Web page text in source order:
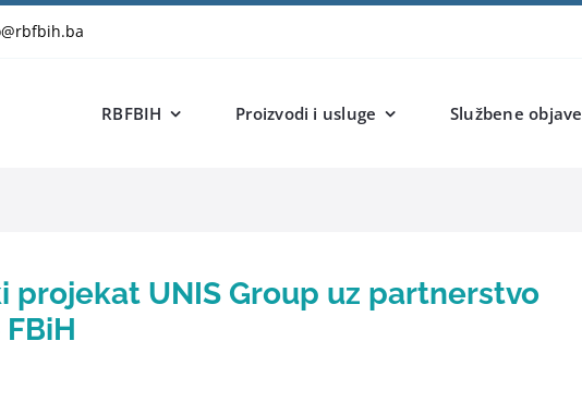
RBFBIH Proizvodi i usluge Službene objave
projekat UNIS Group uz partnerstvo